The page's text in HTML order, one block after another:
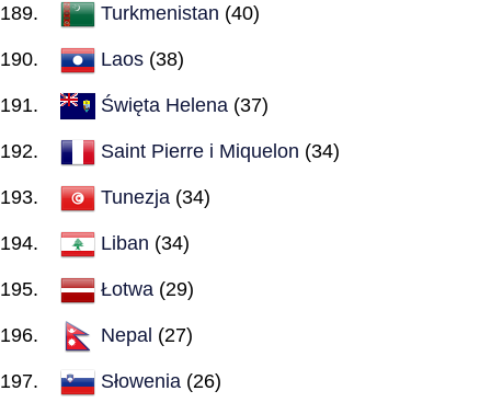
Turkmenistan (40)
Laos (38)
Święta Helena (37)
Saint Pierre i Miquelon (34)
Tunezja (34)
Liban (34)
Łotwa (29)
Nepal (27)
Słowenia (26)